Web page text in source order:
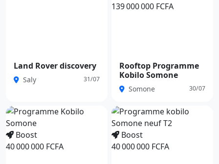
Land Rover discovery
Saly 31/07
139 000 000 FCFA
Rooftop Programme
Kobilo Somone
Somone 30/07
Boost
40 000 000 FCFA
Boost
40 000 000 FCFA